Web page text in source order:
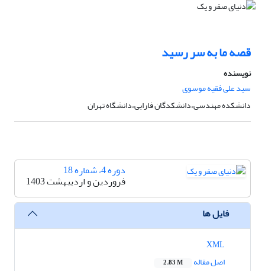
قصه ما به سر رسید
نویسنده
سید علی فقیه موسوی
دانشکده مهندسی،دانشکدگان فارابی،دانشگاه تهران
دوره 4، شماره 18
فروردین و اردیبهشت 1403
فایل ها
اصل مقاله
2.83 M